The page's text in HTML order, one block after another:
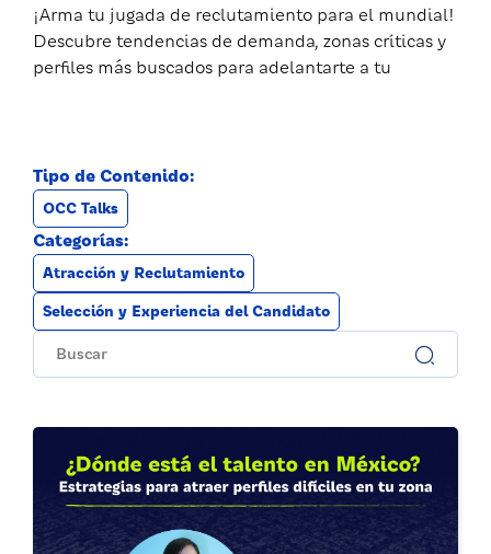
¡Arma tu jugada de reclutamiento para el mundial!
Descubre tendencias de demanda, zonas críticas y
perfiles más buscados para adelantarte a tu
Tipo de Contenido:
OCC Talks
Categorías:
Atracción y Reclutamiento
Selección y Experiencia del Candidato